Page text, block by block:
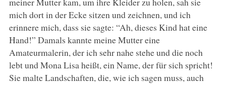
mich dort in der Ecke sitzen und zeichnen, und ich
erinnere mich, dass sie sagte: “Ah, dieses Kind hat eine
Hand!” Damals kannte meine Mutter eine
Amateurmalerin, der ich sehr nahe stehe und die noch
lebt und Mona Lisa heißt, ein Name, der für sich spricht!
Sie malte Landschaften, die, wie ich sagen muss, auch